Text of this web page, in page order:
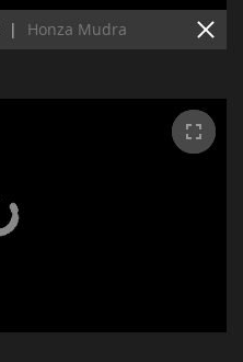
| Honza Mudra